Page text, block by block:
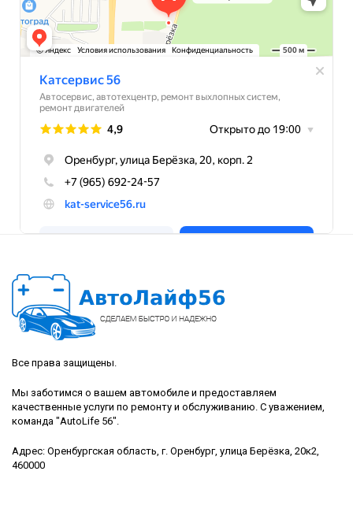
Все права защищены.
Мы заботимся о вашем автомобиле и предоставляем
качественные услуги по ремонту и обслуживанию. С уважением,
команда "AutoLife 56".
Адрес: Оренбургская область, г. Оренбург, улица Берёзка, 20к2,
460000